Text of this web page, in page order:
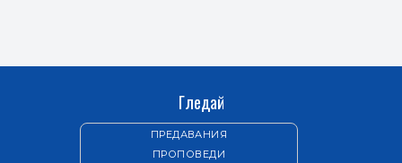
Гледай
ПРЕДАВАНИЯ
ПРОПОВЕДИ